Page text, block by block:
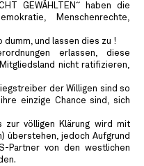
GEWÄHLTEN´´ haben die
Menschenrechte,
und lassen dies zu !
erlassen, diese
nicht ratifizieren,
der Willigen sind so
einzige Chance sind, sich
zur völligen Klärung wird mit
überstehen, jedoch Aufgrund
Partner von den westlichen